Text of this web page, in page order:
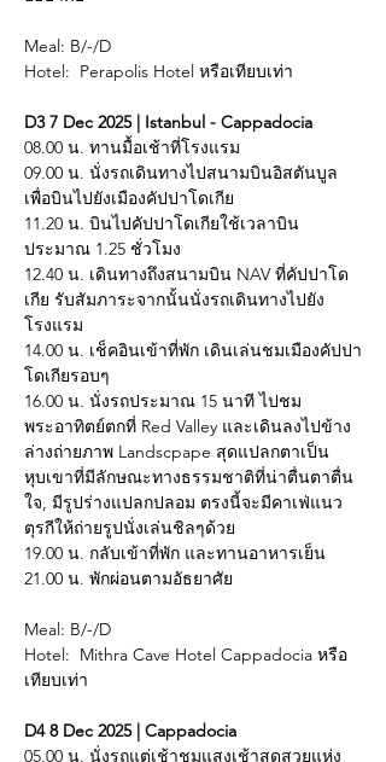
Meal: B/-/D
Hotel:  Perapolis Hotel หรือเทียบเท่า
D3 7 Dec 2025 | Istanbul - Cappadocia
08.00 น. ทานมื้อเช้าที่โรงแรม
09.00 น. นั่งรถเดินทางไปสนามบินอิสตันบูล
เพื่อบินไปยังเมืองคัปปาโดเกีย
11.20 น. บินไปคัปปาโดเกียใช้เวลาบิน
ประมาณ 1.25 ชั่วโมง
12.40 น. เดินทางถึงสนามบิน NAV ที่คัปปาโด
เกีย รับสัมภาระจากนั้นนั่งรถเดินทางไปยัง
โรงแรม
14.00 น. เช็คอินเข้าที่พัก เดินเล่นชมเมืองคัปปา
โดเกียรอบๆ
16.00 น. นั่งรถประมาณ 15 นาที ไปชม
พระอาทิตย์ตกที่ Red Valley และเดินลงไปข้าง
ล่างถ่ายภาพ Landscpape สุดแปลกตาเป็น
หุบเขาที่มีลักษณะทางธรรมชาติที่น่าตื่นตาตื่น
ใจ, มีรูปร่างแปลกปลอม ตรงนี้จะมีคาเฟ่แนว
ตุรกีให้ถ่ายรูปนั่งเล่นชิลๆด้วย
19.00 น. กลับเข้าที่พัก และทานอาหารเย็น
21.00 น. พักผ่อนตามอัธยาศัย
Meal: B/-/D
Hotel:  Mithra Cave Hotel Cappadocia หรือ
เทียบเท่า
D4 8 Dec 2025 | Cappadocia
05.00 น. นั่งรถแต่เช้าชมแสงเช้าสุดสวยแห่ง